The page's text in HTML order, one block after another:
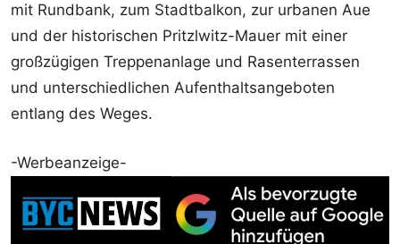
mit Rundbank, zum Stadtbalkon, zur urbanen Aue
und der historischen Pritzlwitz-Mauer mit einer
großzügigen Treppenanlage und Rasenterrassen
und unterschiedlichen Aufenthaltsangeboten
entlang des Weges.
-Werbeanzeige-